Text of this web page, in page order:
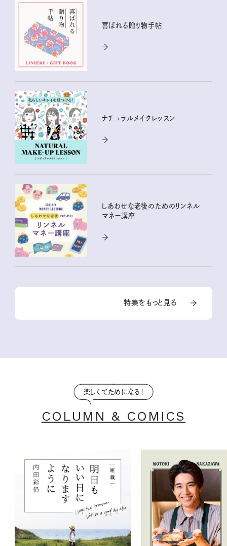
喜ばれる贈り物手帖
ナチュラルメイクレッスン
しあわせな老後のためのリンネル
マネー講座
特集をもっと見る
楽しくてためになる！
COLUMN & COMICS